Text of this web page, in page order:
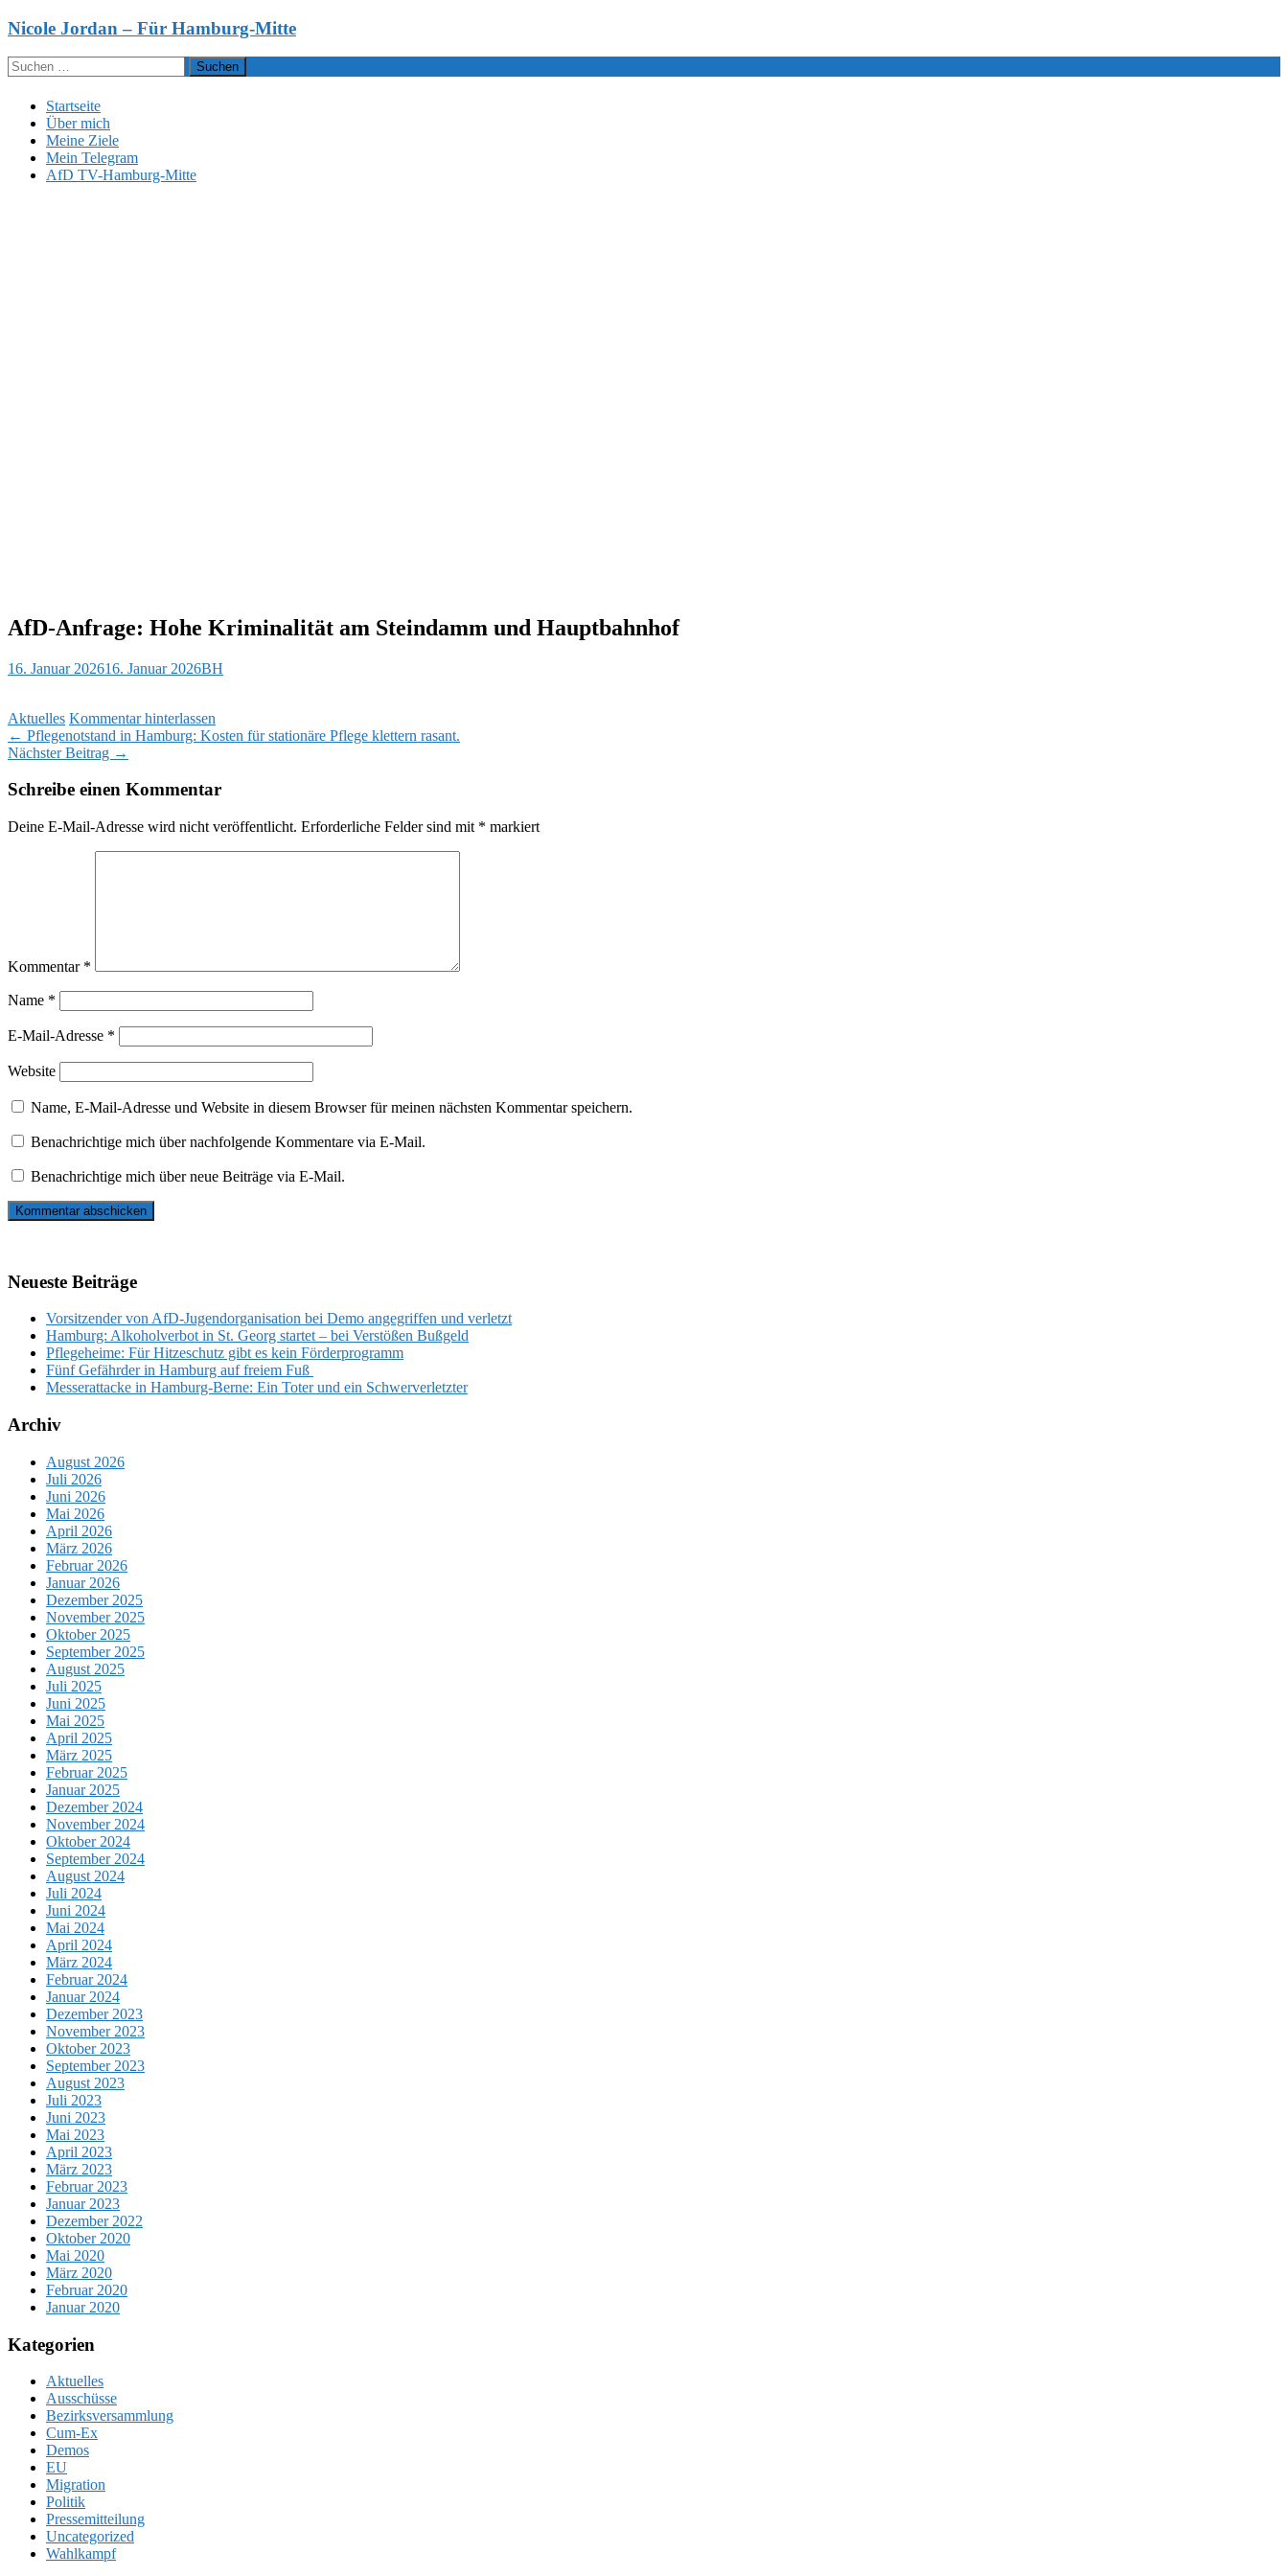
Zum
springen
Nicole Jordan – Für Hamburg-Mitte
Suchen
nach:
Startseite
Über mich
Meine Ziele
Mein Telegram
AfD TV-Hamburg-Mitte
AfD-Anfrage: Hohe Kriminalität am Steindamm und Hauptbahnhof
16. Januar 202616. Januar 2026BH
Aktuelles Kommentar hinterlassen
Beitragsnavigation
← Pflegenotstand in Hamburg: Kosten für stationäre Pflege klettern rasant.
Nächster Beitrag →
Schreibe einen Kommentar
Deine E-Mail-Adresse wird nicht veröffentlicht. Erforderliche Felder sind mit * markiert
Kommentar *
Name *
E-Mail-Adresse *
Website
Name, E-Mail-Adresse und Website in diesem Browser für meinen nächsten Kommentar speichern.
Benachrichtige mich über nachfolgende Kommentare via E-Mail.
Benachrichtige mich über neue Beiträge via E-Mail.
Neueste Beiträge
Vorsitzender von AfD-Jugendorganisation bei Demo angegriffen und verletzt
Hamburg: Alkoholverbot in St. Georg startet – bei Verstößen Bußgeld
Pflegeheime: Für Hitzeschutz gibt es kein Förderprogramm
Fünf Gefährder in Hamburg auf freiem Fuß
Messerattacke in Hamburg-Berne: Ein Toter und ein Schwerverletzter
Archiv
August 2026
Juli 2026
Juni 2026
Mai 2026
April 2026
März 2026
Februar 2026
Januar 2026
Dezember 2025
November 2025
Oktober 2025
September 2025
August 2025
Juli 2025
Juni 2025
Mai 2025
April 2025
März 2025
Februar 2025
Januar 2025
Dezember 2024
November 2024
Oktober 2024
September 2024
August 2024
Juli 2024
Juni 2024
Mai 2024
April 2024
März 2024
Februar 2024
Januar 2024
Dezember 2023
November 2023
Oktober 2023
September 2023
August 2023
Juli 2023
Juni 2023
Mai 2023
April 2023
März 2023
Februar 2023
Januar 2023
Dezember 2022
Oktober 2020
Mai 2020
März 2020
Februar 2020
Januar 2020
Kategorien
Aktuelles
Ausschüsse
Bezirksversammlung
Cum-Ex
Demos
EU
Migration
Politik
Pressemitteilung
Uncategorized
Wahlkampf